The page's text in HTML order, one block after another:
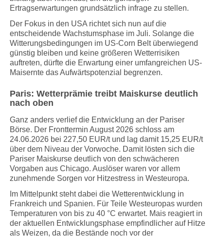
Ertragserwartungen grundsätzlich infrage zu stellen.
Der Fokus in den USA richtet sich nun auf die
entscheidende Wachstumsphase im Juli. Solange die
Witterungsbedingungen im US-Corn Belt überwiegend
günstig bleiben und keine größeren Wetterrisiken
auftreten, dürfte die Erwartung einer umfangreichen US-
Maisernte das Aufwärtspotenzial begrenzen.
Paris: Wetterprämie treibt Maiskurse deutlich
nach oben
Ganz anders verlief die Entwicklung an der Pariser
Börse. Der Fronttermin August 2026 schloss am
24.06.2026 bei 227,50 EUR/t und lag damit 15,25 EUR/t
über dem Niveau der Vorwoche. Damit lösten sich die
Pariser Maiskurse deutlich von den schwächeren
Vorgaben aus Chicago. Auslöser waren vor allem
zunehmende Sorgen vor Hitzestress in Westeuropa.
Im Mittelpunkt steht dabei die Wetterentwicklung in
Frankreich und Spanien. Für Teile Westeuropas wurden
Temperaturen von bis zu 40 °C erwartet. Mais reagiert in
der aktuellen Entwicklungsphase empfindlicher auf Hitze
als Weizen, da die Bestände noch vor der